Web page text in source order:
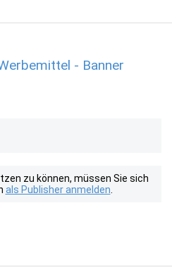
- Banner
zu können, müssen Sie sich
als Publisher anmelden